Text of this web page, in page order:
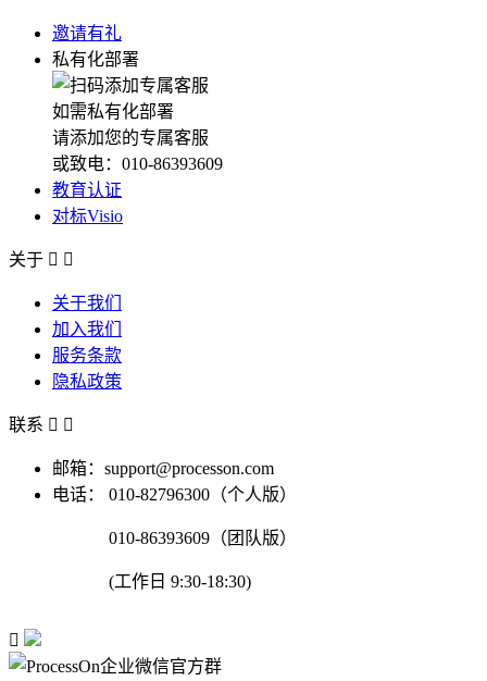
邀请有礼
私有化部署
如需私有化部署
请添加您的专属客服
或致电：010-86393609
教育认证
对标Visio
关于  
关于我们
加入我们
服务条款
隐私政策
联系  
邮箱：support@processon.com
电话：
010-82796300（个人版）
010-86393609（团队版）
(工作日 9:30-18:30)
